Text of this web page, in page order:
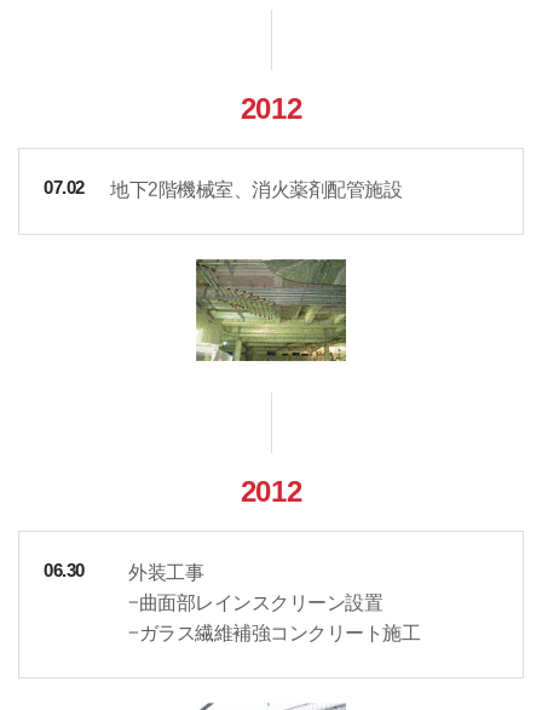
2012
07.02 地下2階機械室、消火薬剤配管施設
2012
06.30
外装工事
-曲面部レインスクリーン設置
-ガラス繊維補強コンクリート施工